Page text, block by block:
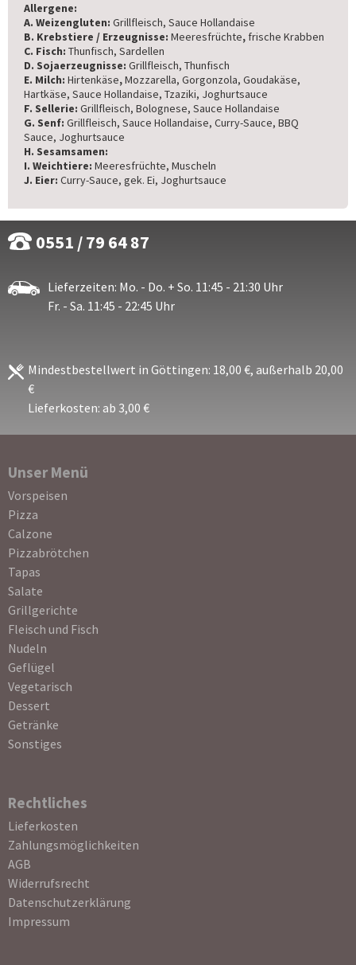
Allergene:
A. Weizengluten: Grillfleisch, Sauce Hollandaise
B. Krebstiere / Erzeugnisse: Meeresfrüchte, frische Krabben
C. Fisch: Thunfisch, Sardellen
D. Sojaerzeugnisse: Grillfleisch, Thunfisch
E. Milch: Hirtenkäse,Mozzarella, Gorgonzola, Goudakäse,
Hartkäse, Sauce Hollandaise, Tzaziki, Joghurtsauce
F. Sellerie: Grillfleisch, Bolognese, Sauce Hollandaise
G. Senf: Grillfleisch, Sauce Hollandaise, Curry-Sauce, BBQ
Sauce, Joghurtsauce
H. Sesamsamen:
I. Weichtiere: Meeresfrüchte, Muscheln
J. Eier: Curry-Sauce, gek. Ei, Joghurtsauce
0551 / 79 64 87
Lieferzeiten: Mo. - Do. + So. 11:45 - 21:30 Uhr
Fr. - Sa. 11:45 - 22:45 Uhr
Mindestbestellwert in Göttingen: 18,00 €, außerhalb 20,00
€
Lieferkosten: ab 3,00 €
Unser Menü
Navigation
überspringen
Vorspeisen
Pizza
Calzone
Pizzabrötchen
Tapas
Salate
Grillgerichte
Fleisch und Fisch
Nudeln
Geflügel
Vegetarisch
Dessert
Getränke
Sonstiges
Rechtliches
Navigation
überspringen
Lieferkosten
Zahlungsmöglichkeiten
AGB
Widerrufsrecht
Datenschutzerklärung
Impressum